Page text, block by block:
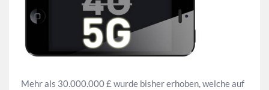
Mehr als 30.000.000 £ wurde bisher erhoben, welche auf